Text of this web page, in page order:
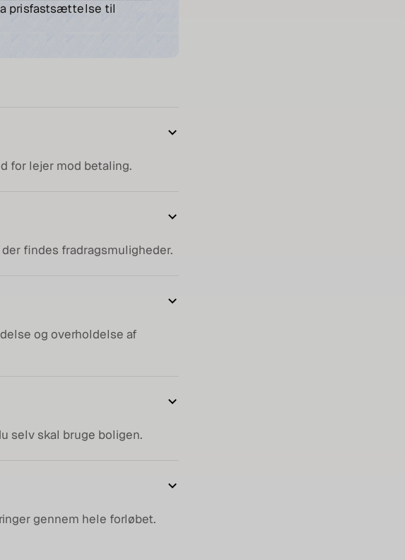
prisfastsættelse til
for lejer mod betaling.
findes fradragsmuligheder.
og overholdelse af
selv skal bruge boligen.
gennem hele forløbet.